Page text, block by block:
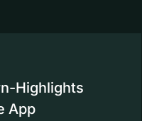
Highlights
App